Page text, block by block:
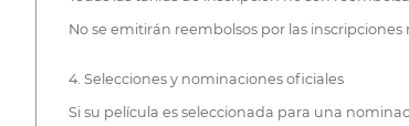
No se emitirán reembolsos por las
4. Selecciones y nominaciones oficiales
Si su película es seleccionada para una